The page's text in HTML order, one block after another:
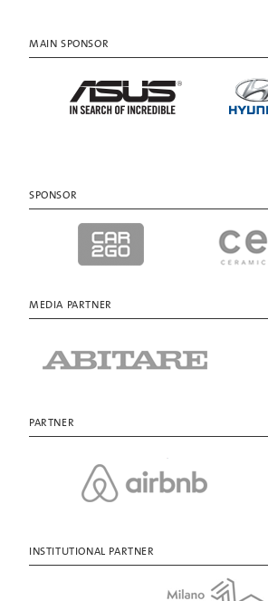
MAIN SPONSOR
SPONSOR
MEDIA PARTNER
PARTNER
INSTITUTIONAL PARTNER